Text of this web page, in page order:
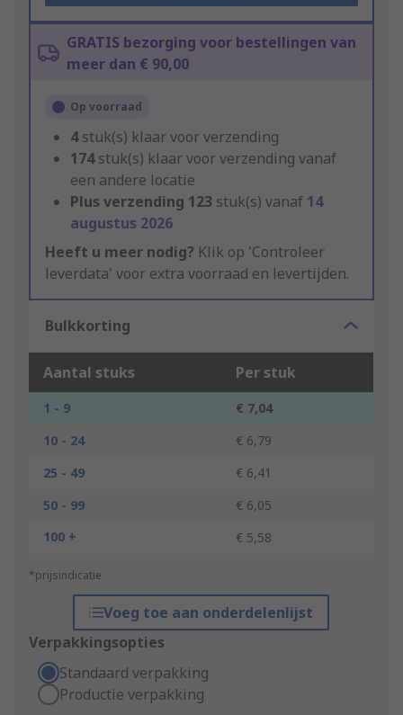
GRATIS bezorging voor bestellingen van
meer dan € 90,00
Op voorraad
4stuk(s) klaar voor verzending
174stuk(s) klaar voor verzending vanaf
een andere locatie
Plus verzending 123 stuk(s) vanaf 14
augustus 2026
Heeft u meer nodig? Klik op 'Controleer
leverdata' voor extra voorraad en levertijden.
Bulkkorting
Aantal stuks Per stuk
1 - 9
€ 7,04
10 - 24
€ 6,79
25 - 49
€ 6,41
50 - 99
€ 6,05
100 +
€ 5,58
*prijsindicatie
Voeg toe aan onderdelenlijst
Verpakkingsopties
Standaard verpakking
Productie verpakking